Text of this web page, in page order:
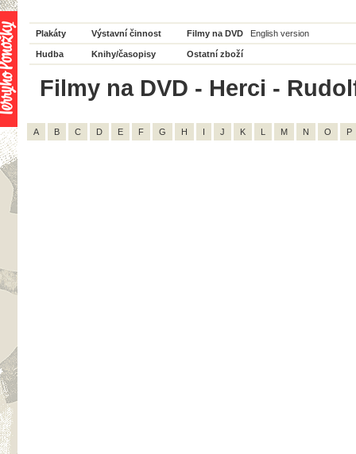
Plakáty Výstavní činnost Filmy na DVD English version
Hudba Knihy/časopisy Ostatní zboží
Filmy na DVD - Herci -
A B C D E F G H I J K L M N O P